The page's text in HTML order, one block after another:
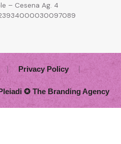
– Cesena Ag. 4
Privacy Policy
✪ The Branding Agency